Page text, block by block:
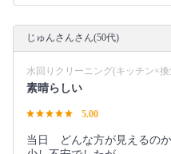
じゅんさんさん(50代)
水回りクリーニング(キッチン×
素晴らしい
5.00
当日 どんな方が見えるのか